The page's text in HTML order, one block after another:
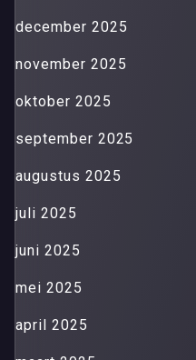
december 2025
november 2025
oktober 2025
september 2025
augustus 2025
juli 2025
juni 2025
mei 2025
april 2025